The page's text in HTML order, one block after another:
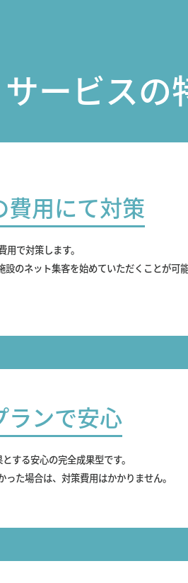
サービスの
費用にて対策
で対策します。
のネット集客を始めていただくことが可能
ランで安心
する安心の完全成果型です。
た場合は、対策費用はかかりません。